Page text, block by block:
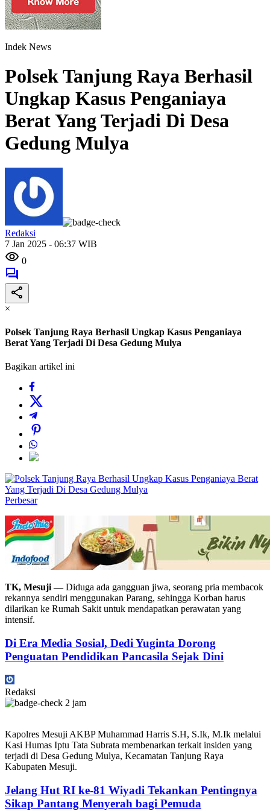
Indek News
Polsek Tanjung Raya Berhasil
Ungkap Kasus Penganiaya
Berat Yang Terjadi Di Desa
Gedung Mulya
Redaksi
7 Jan 2025 - 06:37 WIB
0
×
Polsek Tanjung Raya Berhasil Ungkap Kasus Penganiaya
Berat Yang Terjadi Di Desa Gedung Mulya
Bagikan artikel ini
Perbesar
TK, Mesuji —Diduga ada gangguan jiwa, seorang pria membacok
rekannya sendiri menggunakan Parang, sehingga Korban harus
dilarikan ke Rumah Sakit untuk mendapatkan perawatan yang
intensif.
Di Era Media Sosial, Dedi Yuginta Dorong
Penguatan Pendidikan Pancasila Sejak Dini
Redaksi
2 jam
Kapolres Mesuji AKBP Muhammad Harris S.H, S.Ik, M.Ik melalui
Kasi Humas Iptu Tata Subrata membenarkan terkait insiden yang
terjadi di Desa Gedung Mulya, Kecamatan Tanjung Raya
Kabupaten Mesuji.
Jelang Hut RI ke-81 Wiyadi Tekankan Pentingnya
Sikap Pantang Menyerah bagi Pemuda